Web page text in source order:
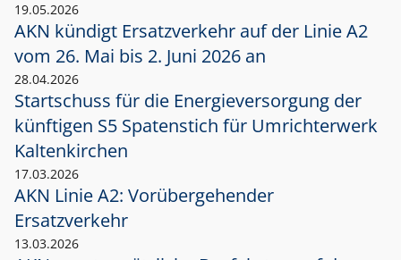
19.05.2026
AKN kündigt Ersatzverkehr auf der Linie A2
vom 26. Mai bis 2. Juni 2026 an
28.04.2026
Startschuss für die Energieversorgung der
künftigen S5 Spatenstich für Umrichterwerk
Kaltenkirchen
17.03.2026
AKN Linie A2: Vorübergehender
Ersatzverkehr
13.03.2026